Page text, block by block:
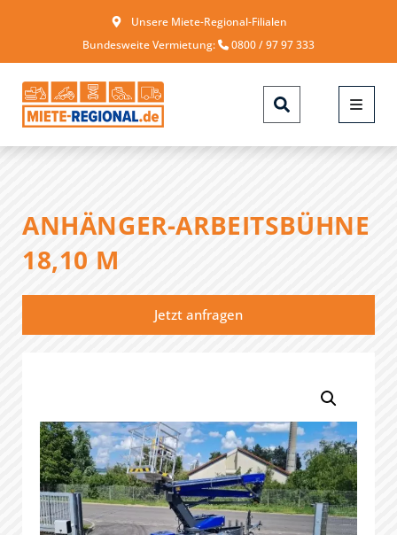
Unsere Miete-Regional-Filialen
Bundesweite Vermietung:
0800 / 97 97 333
ANHÄNGER-ARBEITSBÜHNE
18,10 M
Jetzt anfragen